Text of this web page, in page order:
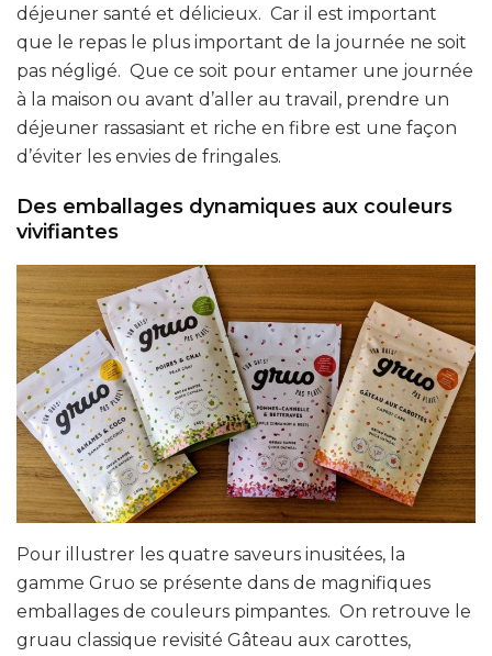
déjeuner santé et délicieux. Car il est important
que le repas le plus important de la journée ne soit
pas négligé. Que ce soit pour entamer une journée
à la maison ou avant d’aller au travail, prendre un
déjeuner rassasiant et riche en fibre est une façon
d’éviter les envies de fringales.
Des emballages dynamiques aux couleurs
vivifiantes
Pour illustrer les quatre saveurs inusitées, la
gamme Gruo se présente dans de magnifiques
emballages de couleurs pimpantes. On retrouve le
gruau classique revisité Gâteau aux carottes,